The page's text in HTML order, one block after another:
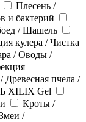
Плесень /
и бактерий
/ Шашель
кулера / Чистка
/ Оводы /
пчела /
XILIX Gel
Кроты /
/